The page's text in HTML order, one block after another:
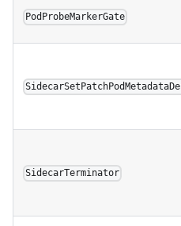
PodProbeMarkerGate
SidecarTerminator